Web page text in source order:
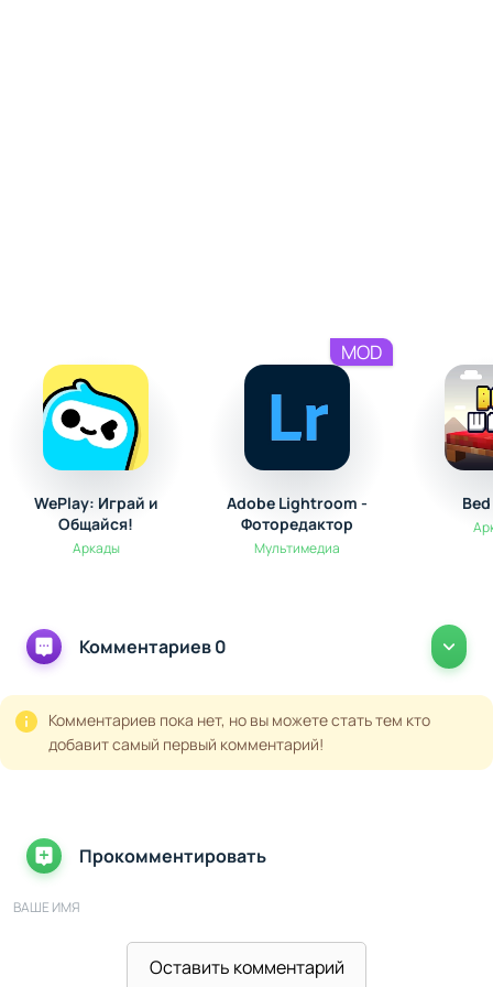
WePlay: Играй и
Общайся!
Аркады
Adobe Lightroom -
Фоторедактор
Мультимедиа
MOD
Комментариев 0
Комментариев пока нет, но вы можете стать тем кто
добавит самый первый комментарий!
Прокомментировать
ВАШЕ ИМЯ
Оставить комментарий